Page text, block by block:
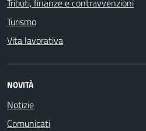
Turismo
Vita lavorativa
NOVITÀ
Notizie
Comunicati